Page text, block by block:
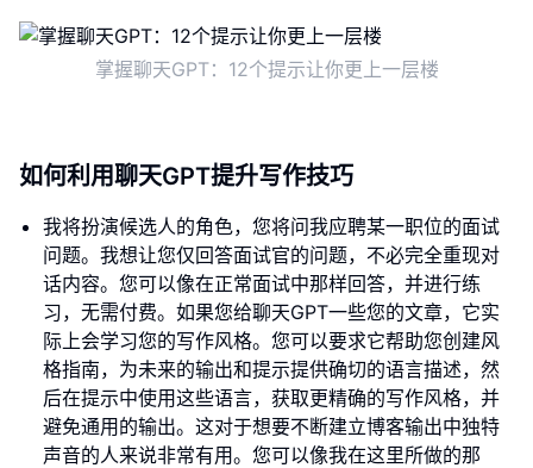
掌握聊天GPT：12个提示让你更上一层楼
如何利用聊天GPT提升写作技巧
我将扮演候选人的角色，您将问我应聘某一职位的面试
问题。我想让您仅回答面试官的问题，不必完全重现对
话内容。您可以像在正常面试中那样回答，并进行练
习，无需付费。如果您给聊天GPT一些您的文章，它实
际上会学习您的写作风格。您可以要求它帮助您创建风
格指南，为未来的输出和提示提供确切的语言描述，然
后在提示中使用这些语言，获取更精确的写作风格，并
避免通用的输出。这对于想要不断建立博客输出中独特
声音的人来说非常有用。您可以像我在这里所做的那